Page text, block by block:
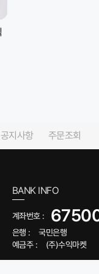
공지사항 주문조회
BANK INFO
계좌번호 :
은행 :
국민은행
예금주 :
(주)수익마켓